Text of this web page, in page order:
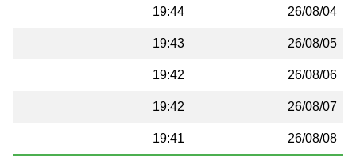
26/08/04
19:44
26/08/05
19:43
26/08/06
19:42
26/08/07
19:42
26/08/08
19:41